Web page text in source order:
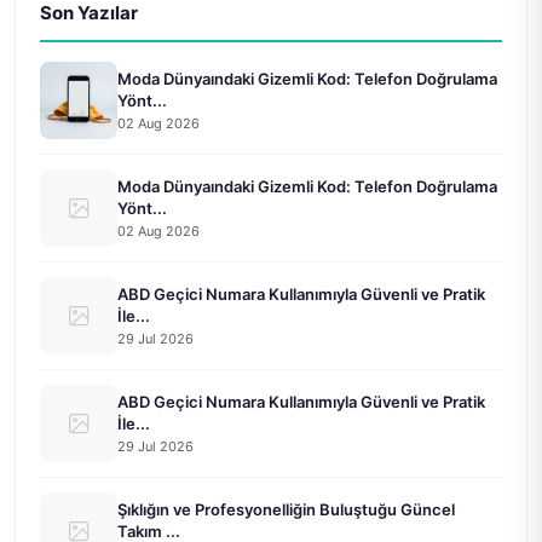
Son Yazılar
Moda Dünyaındaki Gizemli Kod: Telefon Doğrulama
Yönt...
02 Aug 2026
Moda Dünyaındaki Gizemli Kod: Telefon Doğrulama
Yönt...
02 Aug 2026
ABD Geçici Numara Kullanımıyla Güvenli ve Pratik
İle...
29 Jul 2026
ABD Geçici Numara Kullanımıyla Güvenli ve Pratik
İle...
29 Jul 2026
Şıklığın ve Profesyonelliğin Buluştuğu Güncel
Takım ...